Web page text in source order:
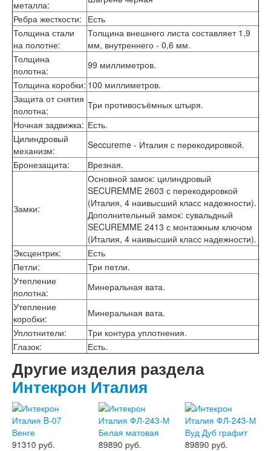
Двери Интекрон
Интекрон Брайтон Антрацит
Интекрон Вектор
Интекрон Гектор
Интекрон Греция
Интекрон Италия
Интекрон Колизей
Интекрон Колизей Белый
Интекрон Неаполь
Интекрон Олимпия
Интекрон Премьера
Интекрон Ронда
Интекрон Сицилия
Интекрон Спарта Белая
Интекрон Спарта Грей
Интекрон Термо
Интекрон Тетра
Интекрон Фараон
Интекрон Форте
Двери АСД
Двери Ратибор
Двери Аргус
Тамбурные двери
Межкомнатные двери
Двери Альберо
Альянс
Вест
Галерея
Геометрия
Графика
Империя
Классика
Мегаполис
Мегаполис ГЛ
Неоклассика Про
металла:
Ребра жесткости: Есть
Толщина стали
на полотне:
Толщина внешнего листа составляет 1,9
мм, внутреннего - 0,6 мм.
Толщина
полотна:
99 миллиметров.
Толщина коробки: 100 миллиметров.
Защита от снятия
полотна:
Три противосъёмных штыря.
Ночная задвижка: Есть.
Цилиндровый
механизм:
Seccureme - Италия с перекодировкой.
Бронезащита: Врезная.
Замки:
Основной замок: цилиндровый
SECUREMME 2603 с перекодировкой
(Италия, 4 наивысший класс надежности).
Дополнительный замок: сувальдный
SECUREMME 2413 с монтажным ключом
(Италия, 4 наивысший класс надежности).
Эксцентрик:
Есть
Петли:
Три петли.
Утепление
полотна:
Минеральная вата.
Утепление
коробки:
Минеральная вата.
Уплотнители:
Три контура уплотнения.
Глазок: Есть.
Другие изделия раздела
Интекрон Италия
91310 руб. 89890 руб. 89890 руб.